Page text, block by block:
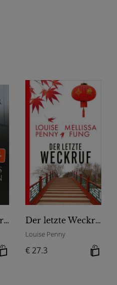
Tödliches Verderben Der letzte Weckruf
Louise Penny
€ 27.3